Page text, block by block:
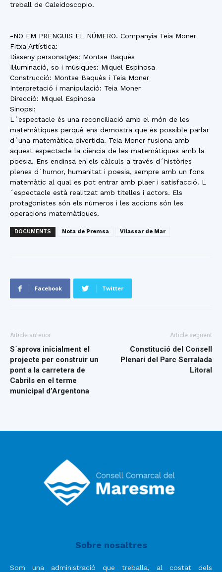
treball de Caleidoscopio.
-NO EM PRENGUIS EL NÚMERO. Companyia Teia Moner
Fitxa Artística:
Disseny personatges: Montse Baquès
Il·luminació, so i músiques: Miquel Espinosa
Construcció: Montse Baquès i Teia Moner
Interpretació i manipulació: Teia Moner
Direcció: Miquel Espinosa
Sinopsi:
L´espectacle és una reconciliació amb el món de les
matemàtiques perquè ens demostra que és possible parlar
d´una matemàtica divertida. Teia Moner fusiona amb
aquest espectacle la ciència de les matemàtiques amb la
poesia. Ens endinsa en els càlculs a través d´històries
plenes d´humor, humanitat i poesia, sempre amb un fons
matemàtic al qual es pot entrar amb plaer i satisfacció. L
´espectacle està realitzat amb titelles i actors. Els
protagonistes són els números i les accions són les
operacions matemàtiques.
DOCUMENTS Nota de Premsa Vilassar de Mar
Facebook Twitter
Article anterior
S´aprova inicialment el
projecte per construir un
pont a la carretera de
Cabrils en el terme
municipal d’Argentona
Article següent
Constitució del Consell
Plenari del Parc Serralada
Litoral
Sobre nosaltres
Som una administració que treballa, al costat dels